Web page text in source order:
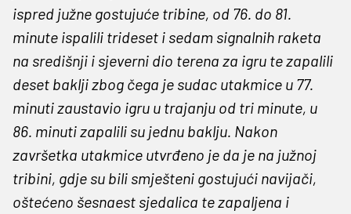
ispred južne gostujuće tribine, od 76. do 81.
minute ispalili trideset i sedam signalnih raketa
na središnji i sjeverni dio terena za igru te zapalili
deset baklji zbog čega je sudac utakmice u 77.
minuti zaustavio igru u trajanju od tri minute, u
86. minuti zapalili su jednu baklju. Nakon
završetka utakmice utvrđeno je da je na južnoj
tribini, gdje su bili smješteni gostujući navijači,
oštećeno šesnaest sjedalica te zapaljena i